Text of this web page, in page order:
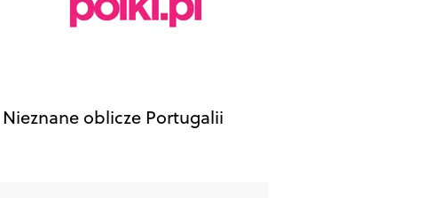
Nieznane oblicze Portugalii